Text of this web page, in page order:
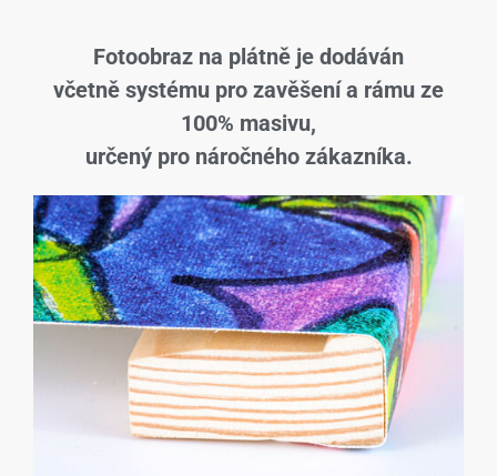
Fotoobraz na plátně je dodáván
včetně systému pro zavěšení a rámu ze
100% masivu,
určený pro náročného zákazníka.